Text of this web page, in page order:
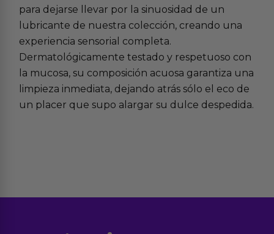
para dejarse llevar por la sinuosidad de un
lubricante de nuestra colección, creando una
experiencia sensorial completa.
Dermatológicamente testado y respetuoso con
la mucosa, su composición acuosa garantiza una
limpieza inmediata, dejando atrás sólo el eco de
un placer que supo alargar su dulce despedida.